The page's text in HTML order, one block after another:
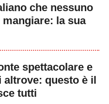
che nessuno
la sua
spettacolare e
questo è il
tutti